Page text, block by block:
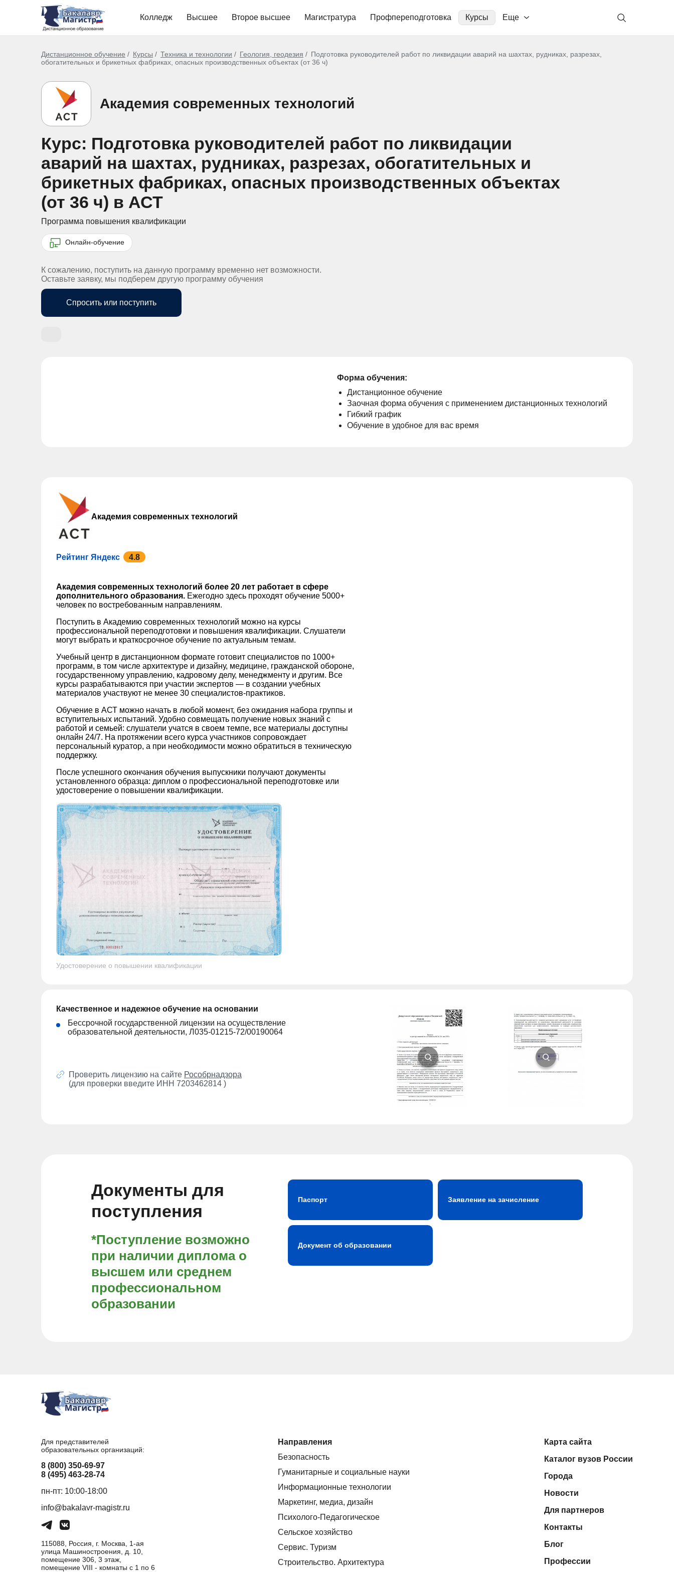
Колледж Высшее Второе высшее Магистратура Профпереподготовка Курсы Еще
Дистанционное обучение Курсы Техника и технологии Геология, геодезия
Подготовка руководителей работ по ликвидации аварий на шахтах, рудниках, разрезах,
обогатительных и брикетных фабриках, опасных производственных объектах (от 36 ч)
Академия современных технологий
Курс: Подготовка руководителей работ по ликвидации
аварий на шахтах, рудниках, разрезах, обогатительных и
брикетных фабриках, опасных производственных объектах
(от 36 ч) в АСТ
Программа повышения квалификации
Онлайн-обучение
К сожалению, поступить на данную программу временно нет возможности.
Оставьте заявку, мы подберем другую программу обучения
Спросить или поступить
Форма обучения:
Дистанционное обучение
Заочная форма обучения с применением дистанционных технологий
Гибкий график
Обучение в удобное для вас время
Академия современных технологий
Рейтинг Яндекс 4.8
Академия современных технологий более 20 лет работает в сфере
дополнительного образования. Ежегодно здесь проходят обучение 5000+
человек по востребованным направлениям.
Поступить в Академию современных технологий можно на курсы
профессиональной переподготовки и повышения квалификации. Слушатели
могут выбрать и краткосрочное обучение по актуальным темам.
Учебный центр в дистанционном формате готовит специалистов по 1000+
программ, в том числе архитектуре и дизайну, медицине, гражданской обороне,
государственному управлению, кадровому делу, менеджменту и другим. Все
курсы разрабатываются при участии экспертов — в создании учебных
материалов участвуют не менее 30 специалистов-практиков.
Обучение в АСТ можно начать в любой момент, без ожидания набора группы и
вступительных испытаний. Удобно совмещать получение новых знаний с
работой и семьей: слушатели учатся в своем темпе, все материалы доступны
онлайн 24/7. На протяжении всего курса участников сопровождает
персональный куратор, а при необходимости можно обратиться в техническую
поддержку.
После успешного окончания обучения выпускники получают документы
установленного образца: диплом о профессиональной переподготовке или
удостоверение о повышении квалификации.
Удостоверение о повышении квалификации
Качественное и надежное обучение на основании
Бессрочной государственной лицензии на осуществление
образовательной деятельности, Л035-01215-72/00190064
Проверить лицензию на сайте Рособрнадзора
(для проверки введите ИНН 7203462814 )
Документы для
поступления
*Поступление возможно
при наличии диплома о
высшем или среднем
профессиональном
образовании
Паспорт
Документ об образовании
Заявление на зачисление
Для представителей
образовательных организаций:
8 (800) 350-69-97
8 (495) 463-28-74
пн-пт: 10:00-18:00
info@bakalavr-magistr.ru
115088, Россия, г. Москва, 1-ая
улица Машиностроения, д. 10,
помещение 306, 3 этаж,
помещение VIII - комнаты с 1 по 6
Направления
Безопасность
Гуманитарные и социальные науки
Информационные технологии
Маркетинг, медиа, дизайн
Психолого-Педагогическое
Сельское хозяйство
Сервис. Туризм
Строительство. Архитектура
Карта сайта
Каталог вузов России
Города
Новости
Для партнеров
Контакты
Блог
Профессии